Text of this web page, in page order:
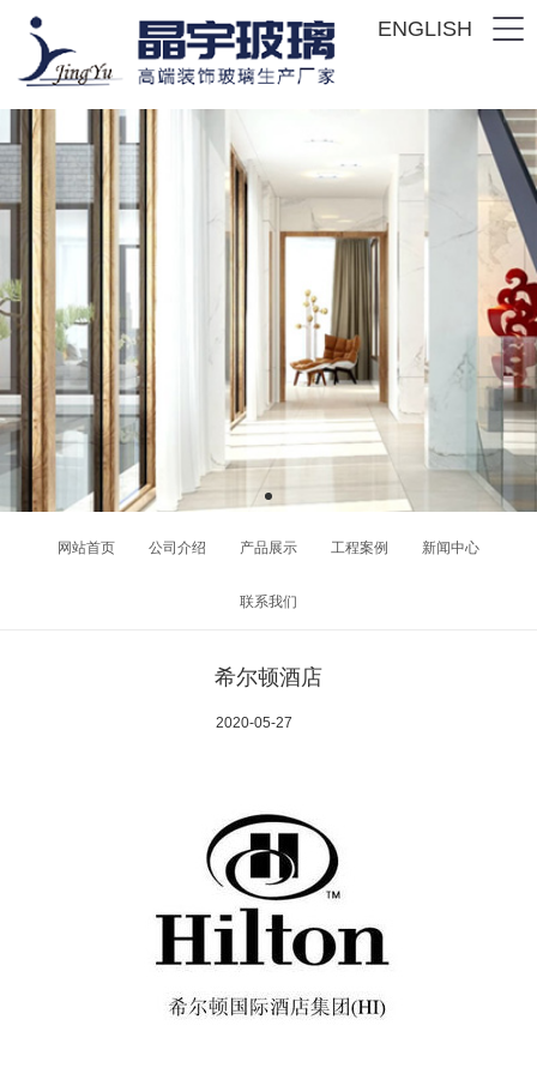
ENGLISH
网站首页 公司介绍 产品展示 工程案例 新闻中心
联系我们
希尔顿酒店
2020-05-27